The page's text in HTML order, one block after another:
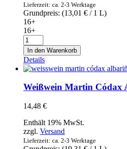
Lieferzeit: ca. 2-3 Werktage
Grundpreis: (13,01 € / 1 L)
16+
16+
Weißwein
Mesta
2019
Verdejo
0,75l
Menge
In den Warenkorb
Details
Weißwein Martin Códax
14,48 €
Enthält 19% MwSt.
zzgl. Versand
Lieferzeit: ca. 2-3 Werktage